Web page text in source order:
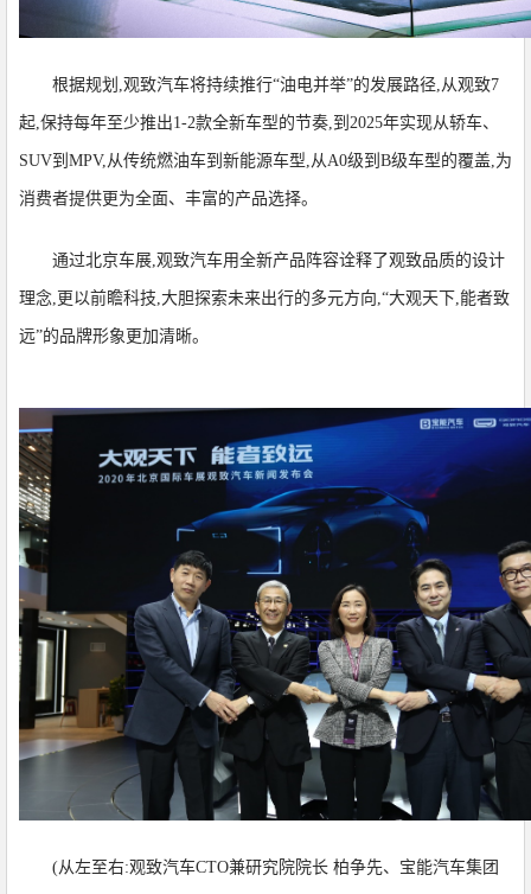
根据规划,观致汽车将持续推行“油电并举”的发展路径,从观致7
起,保持每年至少推出1-2款全新车型的节奏,到2025年实现从轿车、
SUV到MPV,从传统燃油车到新能源车型,从A0级到B级车型的覆盖,为
消费者提供更为全面、丰富的产品选择。
通过北京车展,观致汽车用全新产品阵容诠释了观致品质的设计
理念,更以前瞻科技,大胆探索未来出行的多元方向,“大观天下,能者致
远”的品牌形象更加清晰。
(从左至右:观致汽车CTO兼研究院院长 柏争先、宝能汽车集团